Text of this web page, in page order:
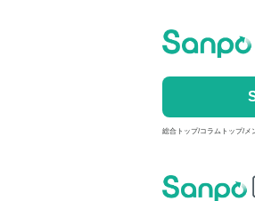
総合トップ/コラムトップ/メ